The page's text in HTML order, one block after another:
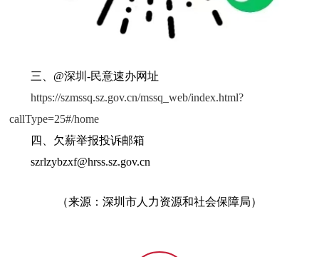
三、@深圳-民意速办网址
https://szmssq.sz.gov.cn/mssq_web/index.html?
callType=25#/home
四、欠薪举报投诉邮箱
szrlzybzxf@hrss.sz.gov.cn
（来源：深圳市人力资源和社会保障局）